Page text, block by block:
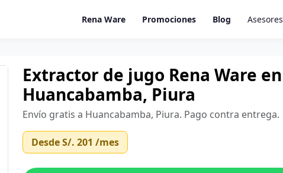
Rena Ware Promociones Blog Asesores
Extractor de jugo Rena Ware en
Huancabamba, Piura
Envío gratis a Huancabamba, Piura. Pago contra entrega.
DesdeS/. 201 /mes